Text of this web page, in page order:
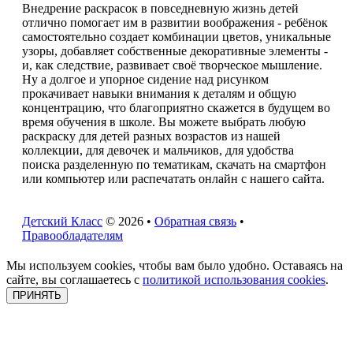
Внедрение раскрасок в повседневную жизнь детей
отлично помогает им в развитии воображения - ребёнок
самостоятельно создает комбинации цветов, уникальные
узоры, добавляет собственные декоративные элементы -
и, как следствие, развивает своё творческое мышление.
Ну а долгое и упорное сидение над рисунком
прокачивает навыки внимания к деталям и общую
концентрацию, что благоприятно скажется в будущем во
время обучения в школе. Вы можете выбрать любую
раскраску для детей разных возрастов из нашей
коллекции, для девочек и мальчиков, для удобства
поиска разделенную по тематикам, скачать на смартфон
или компьютер или распечатать онлайн с нашего сайта.
Детский Класс © 2026 • Обратная связь •
Правообладателям
Мы используем cookies, чтобы вам было удобно. Оставаясь на
сайте, вы соглашаетесь с политикой использования cookies.
ПРИНЯТЬ